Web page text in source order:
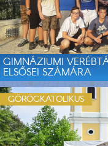
GIMNÁZIUMI
ELSŐSEI SZÁMÁRA
GÖRÖGKATOLIKUS